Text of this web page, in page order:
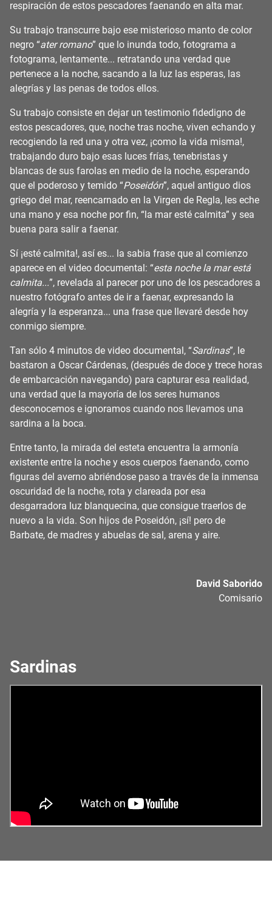
respiración de estos pescadores faenando en alta mar.
Su trabajo transcurre bajo ese misterioso manto de color
negro “ater romano” que lo inunda todo, fotograma a
fotograma, lentamente... retratando una verdad que
pertenece a la noche, sacando a la luz las esperas, las
alegrías y las penas de todos ellos.
Su trabajo consiste en dejar un testimonio fidedigno de
estos pescadores, que, noche tras noche, viven echando y
recogiendo la red una y otra vez, ¡como la vida misma!,
trabajando duro bajo esas luces frías, tenebristas y
blancas de sus farolas en medio de la noche, esperando
que el poderoso y temido “Poseidón”, aquel antiguo dios
griego del mar, reencarnado en la Virgen de Regla, les eche
una mano y esa noche por fin, “la mar esté calmita” y sea
buena para salir a faenar.
Sí ¡esté calmita!, así es... la sabia frase que al comienzo
aparece en el video documental: “esta noche la mar está
calmita...”, revelada al parecer por uno de los pescadores a
nuestro fotógrafo antes de ir a faenar, expresando la
alegría y la esperanza... una frase que llevaré desde hoy
conmigo siempre.
Tan sólo 4 minutos de video documental, “Sardinas”, le
bastaron a Oscar Cárdenas, (después de doce y trece horas
de embarcación navegando) para capturar esa realidad,
una verdad que la mayoría de los seres humanos
desconocemos e ignoramos cuando nos llevamos una
sardina a la boca.
Entre tanto, la mirada del esteta encuentra la armonía
existente entre la noche y esos cuerpos faenando, como
figuras del averno abriéndose paso a través de la inmensa
oscuridad de la noche, rota y clareada por esa
desgarradora luz blanquecina, que consigue traerlos de
nuevo a la vida. Son hijos de Poseidón, ¡sí! pero de
Barbate, de madres y abuelas de sal, arena y aire.
David Saborido
Comisario
Sardinas